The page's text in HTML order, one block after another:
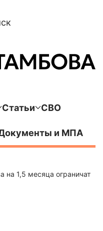
Статьи СВО
и МПА
на 1,5 месяца ограничат